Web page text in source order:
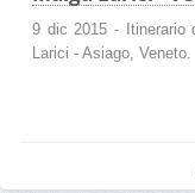
9 dic 2015 - Itinerario
Larici - Asiago, Veneto.